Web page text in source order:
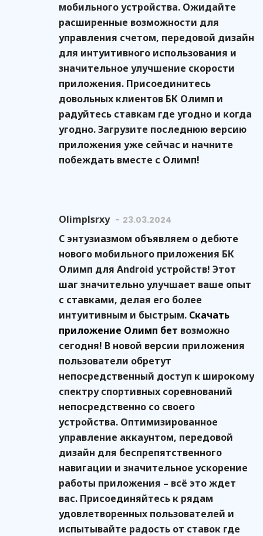
мобильного устройства. Ожидайте
расширенные возможности для
управления счетом, передовой дизайн
для интуитивного использования и
значительное улучшение скорости
приложения. Присоединитесь
довольных клиентов БК Олимп и
радуйтесь ставкам где угодно и когда
угодно. Загрузите последнюю версию
приложения уже сейчас и начните
побеждать вместе с Олимп!
Olimplsrxy 23.03.2024
С энтузиазмом объявляем о дебюте
нового мобильного приложения БК
Олимп для Android устройств! Этот
шаг значительно улучшает ваше опыт
с ставками, делая его более
интуитивным и быстрым. Скачать
приложение Олимп бет возможно
сегодня! В новой версии приложения
пользователи обретут
непосредственный доступ к широкому
спектру спортивных соревнований
непосредственно со своего
устройства. Оптимизированное
управление аккаунтом, передовой
дизайн для беспрепятственного
навигации и значительное ускорение
работы приложения – всё это ждет
вас. Присоединяйтесь к рядам
удовлетворенных пользователей и
испытывайте радость от ставок где